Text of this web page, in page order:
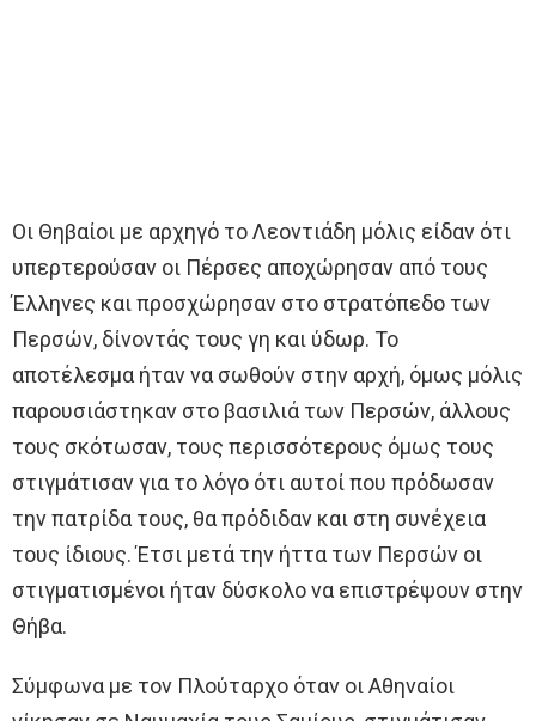
Οι Θηβαίοι με αρχηγό το Λεοντιάδη μόλις είδαν ότι
υπερτερούσαν οι Πέρσες αποχώρησαν από τους
Έλληνες και προσχώρησαν στο στρατόπεδο των
Περσών, δίνοντάς τους γη και ύδωρ. Το
αποτέλεσμα ήταν να σωθούν στην αρχή, όμως μόλις
παρουσιάστηκαν στο βασιλιά των Περσών, άλλους
τους σκότωσαν, τους περισσότερους όμως τους
στιγμάτισαν για το λόγο ότι αυτοί που πρόδωσαν
την πατρίδα τους, θα πρόδιδαν και στη συνέχεια
τους ίδιους. Έτσι μετά την ήττα των Περσών οι
στιγματισμένοι ήταν δύσκολο να επιστρέψουν στην
Θήβα.
Σύμφωνα με τον Πλούταρχο όταν οι Αθηναίοι